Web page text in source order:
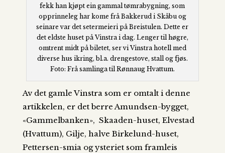
fekk han kjøpt ein gammal tømrabygning, som
opprinneleg har kome frå Bakkerud i Skåbu og
seinare var det setermeieri på Breistulen. Dette er
det eldste huset på Vinstra i dag. Lenger til høgre,
omtrent midt på biletet, ser vi Vinstra hotell med
diverse hus ikring, bl.a. drengestove, stall og fjøs.
Foto: Frå samlinga til Rønnaug Hvattum.
Av det gamle Vinstra som er omtalt i denne
artikkelen, er det berre Amundsen-bygget,
«Gammelbanken», Skaaden-huset, Elvestad
(Hvattum), Gilje, halve Birkelund-huset,
Pettersen-smia og ysteriet som framleis